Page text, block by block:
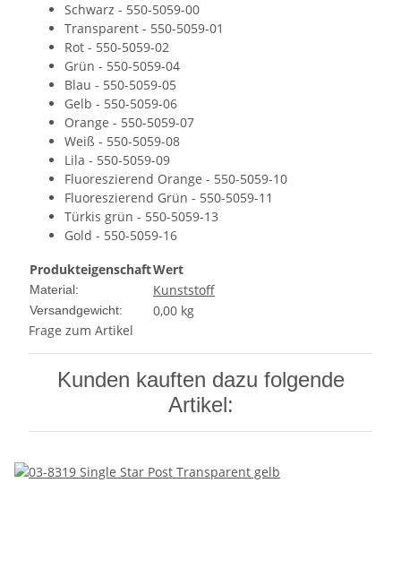
Schwarz - 550-5059-00
Transparent - 550-5059-01
Rot - 550-5059-02
Grün - 550-5059-04
Blau - 550-5059-05
Gelb - 550-5059-06
Orange - 550-5059-07
Weiß - 550-5059-08
Lila - 550-5059-09
Fluoreszierend Orange - 550-5059-10
Fluoreszierend Grün - 550-5059-11
Türkis grün - 550-5059-13
Gold - 550-5059-16
ProdukteigenschaftWert
Material: Kunststoff
Versandgewicht:
0,00 kg
Frage zum Artikel
Kunden kauften dazu folgende
Artikel: